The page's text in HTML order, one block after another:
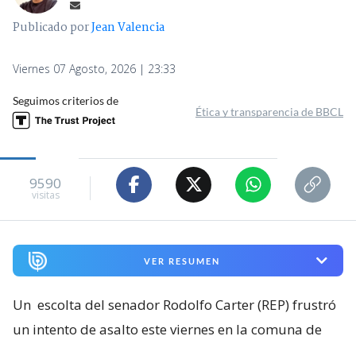
Publicado porJean Valencia
Viernes 07 Agosto, 2026 | 23:33
Seguimos criterios de
Ética y transparencia de BBCL
9590
visitas
VER RESUMEN
Un escolta del senador Rodolfo Carter (REP) frustró
un intento de asalto este viernes en la comuna de